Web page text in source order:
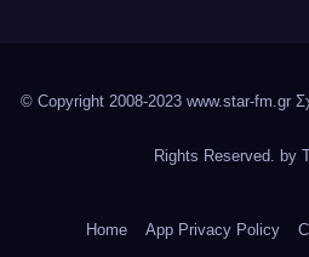
© Copyright 2008-2023 www.star-fm.gr
Rights Reserved. by
Home App Privacy Policy